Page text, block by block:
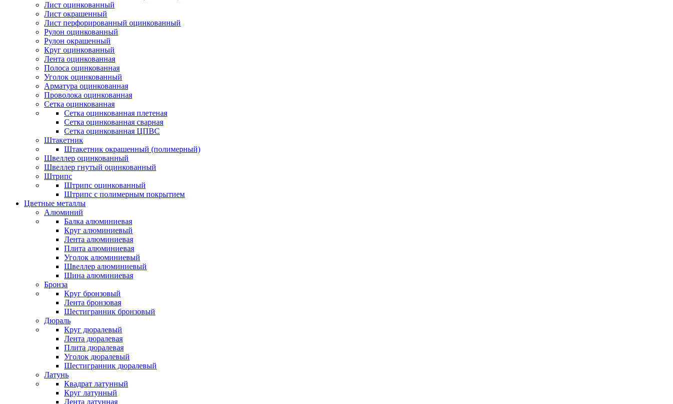
Лист оцинкованный
Лист окрашенный
Лист перфорированный оцинкованный
Рулон оцинкованный
Рулон окрашенный
Круг оцинкованный
Лента оцинкованная
Полоса оцинкованная
Уголок оцинкованный
Арматура оцинкованная
Проволока оцинкованная
Сетка оцинкованная
Сетка оцинкованная плетеная
Сетка оцинкованная сварная
Сетка оцинкованная ЦПВС
Штакетник
Штакетник окрашенный (полимерный)
Швеллер оцинкованный
Швеллер гнутый оцинкованный
Штрипс
Штрипс оцинкованный
Штрипс с полимерным покрытием
Цветные металлы
Алюминий
Балка алюминиевая
Круг алюминиевый
Лента алюминиевая
Плита алюминиевая
Уголок алюминиевый
Швеллер алюминиевый
Шина алюминиевая
Бронза
Круг бронзовый
Лента бронзовая
Шестигранник бронзовый
Дюраль
Круг дюралевый
Лента дюралевая
Плита дюралевая
Уголок дюралевый
Шестигранник дюралевый
Латунь
Квадрат латунный
Круг латунный
Лента латунная